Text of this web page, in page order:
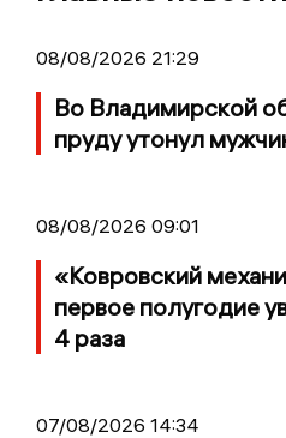
08/08/2026 21:29
Во Владимирской
пруду утонул
08/08/2026 09:01
«Ковровский
первое полугодие
4 раза
07/08/2026 14:34